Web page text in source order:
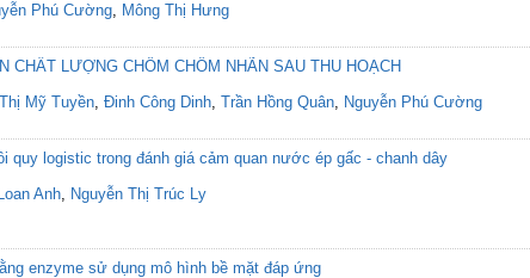
Phú Cường, Mông Thị Hưng
LƯỢNG CHÔM CHÔM NHÃN SAU THU HOẠCH
Mỹ Tuyền, Đinh Công Dinh, Trần Hồng Quân, Nguyễn Phú Cường
quy logistic trong đánh giá cảm quan nước ép gấc - chanh dây
Anh, Nguyễn Thị Trúc Ly
enzyme sử dụng mô hình bề mặt đáp ứng